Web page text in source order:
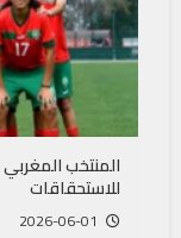
المنتخب
للاستحقاقات